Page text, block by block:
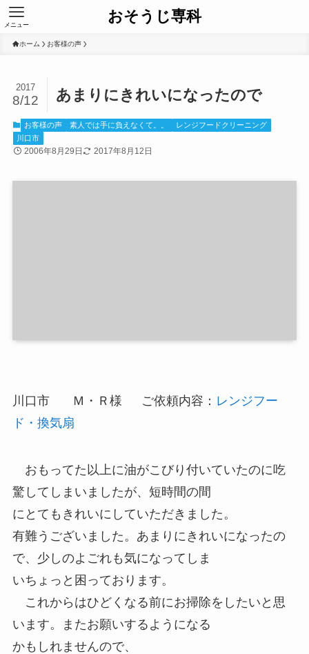
おそうじ専科
メニュー
ホーム お客様の声
あまりにきれいになったので
2017
8/12
お客様の声 素人では手に負えなくて。。
レンジフードクリーニング
川口市
2006年8月29日 2017年8月12日
川口市 Ｍ・Ｒ様 ご依頼内容： レンジフー
ド・換気扇
おもってた以上に油がこびり付いていたのに吃
驚してしまいましたが、短時間の間
にとてもきれいにしていただきました。
有難うございました。あまりにきれいになったの
で、少しのよごれも気になってしま
いちょっと困っております。
これからはひどくなる前にお掃除をしたいと思
います。またお願いするようになる
かもしれませんので、